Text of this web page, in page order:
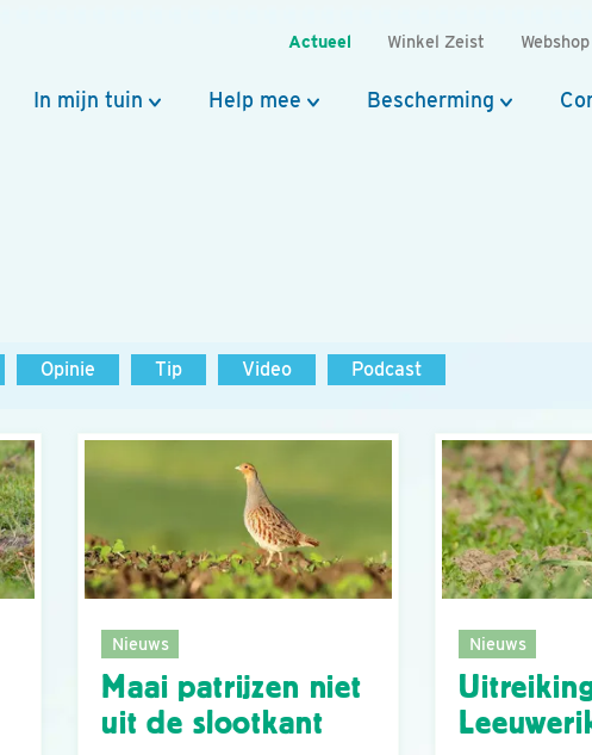
Actueel Winkel Zeist Webshop
In mijn tuin Help mee Bescherming
Opinie Tip Video Podcast
Nieuws
Maai patrijzen niet
uit de slootkant
Nieuws